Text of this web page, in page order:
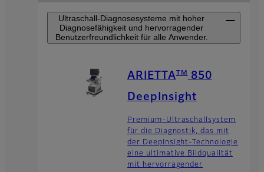
Ultraschall-Diagnosesysteme mit hoher
Diagnosefähigkeit und hervorragender
Benutzerfreundlichkeit für alle Anwender.
ARIETTA TM 850
DeepInsight
Premium-Ultraschallsystem
für die Diagnostik, das mit
der DeepInsight-Technologie
eine ultimative Bildqualität
mit hervorragender